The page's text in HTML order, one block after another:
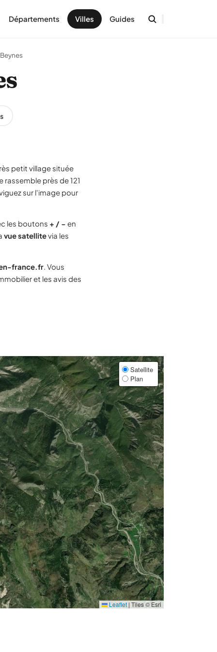
Départements Villes Guides
Beynes
petit village située
près de 121
sur l'image pour
les boutons + / − en
vue satellitevia les
france.fr. Vous
et les avis des
Satellite
Plan
Leaflet | Tiles © Esri